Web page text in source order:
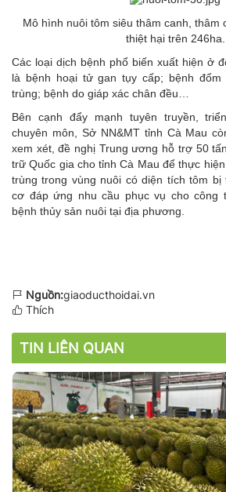
Mô hình nuôi tôm siêu thâm canh, thâm
thiệt hại trên 246ha.
Các loại dịch bệnh phổ biến xuất hiện ở
là bệnh hoại tử gan tụy cấp; bệnh
trùng; bệnh do giáp xác chân đều…
Bên cạnh đẩy mạnh tuyên truyền,
chuyên môn, Sở NN&MT tỉnh Cà Mau
xem xét, đề nghị Trung ương hỗ trợ 50
trữ Quốc gia cho tỉnh Cà Mau để thực
trùng trong vùng nuôi có diện tích tôm bị
cơ đáp ứng nhu cầu phục vụ cho công
bệnh thủy sản nuôi tại địa phương.
Nguồn:giaoducthoidai.vn
Thích
TIN LIÊN QUAN